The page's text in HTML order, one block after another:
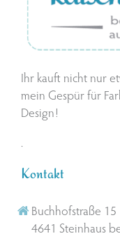
Ihr kauft nicht nur
mein Gespür für
Design!
.
Kontakt
Buchhofstraße 15
4641 Steinhaus